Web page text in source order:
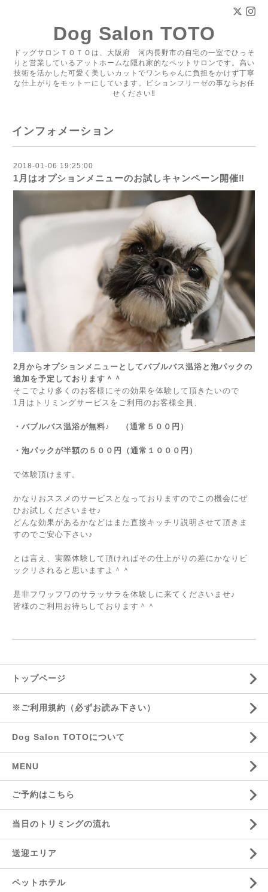
Dog Salon TOTO
ドッグサロンＴＯＴＯは、大阪府 河内長野市の自宅の一室でひっそ
りと営業しているアットホームな隠れ家的なペットサロンです。高い
技術を活かした可愛く美しいカットでワンちゃんに負担をかけず丁寧
な仕上がりをモットーにしています。ビションフリーゼの事ならお任
せください‼
インフォメーション
2018-01-06 19:25:00
1月はオプションメニューのお試しキャンペーン開催‼
2月からオプションメニューとしてバブルバス温浴と泡パックの
追加を予定しております＾＾
そこでより多くのお客様にその効果を体験して頂きたいので
1月はトリミングサービスをご利用のお客様全員、
・バブルバス温浴が無料♪ （通常５００円）
・泡パックが半額の５００円（通常１０００円）
で体験頂けます。
かなりおススメのサービスとなっておりますのでこの機会にぜ
ひお試しくださいませ♪
どんな効果があるかなどはまた直接キッチリ説明させて頂きま
すのでご安心下さい♪
とは言え、実際体験して頂ければその仕上がりの差にかなりビ
ックリされると思いますよ＾＾
是非フワッフワのサラッサラを体験しに来てくださいませ♪
皆様のご利用お待ちしております＾＾
トップページ
※ご利用規約（必ずお読み下さい）
Dog Salon TOTOについて
MENU
ご予約はこちら
当日のトリミングの流れ
送迎エリア
ペットホテル